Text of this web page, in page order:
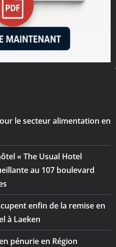
le secteur alimentation en
« The Usual Hotel
au 107 boulevard
enfin de la remise en
à Laeken
pénurie en Région